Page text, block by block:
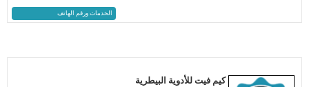
الخدمات ورقم الهاتف
كيم فيت للأدوية البيطرية